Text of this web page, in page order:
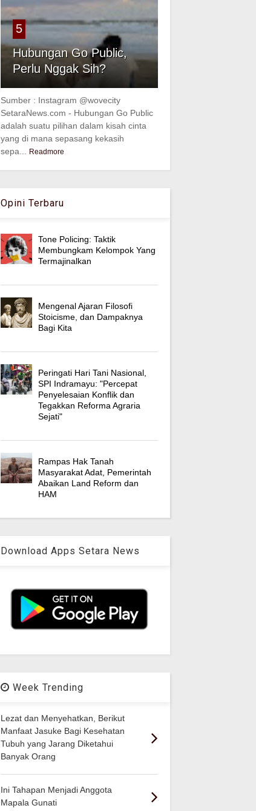
5
Hubungan Go Public,
Perlu Nggak Sih?
Sumber : Instagram @wovecity
SetaraNews.com - Hubungan Go Public
adalah suatu pilihan dalam kisah cinta
yang di mana sepasang kekasih
sepa...
Readmore
Opini Terbaru
Tone Policing: Taktik
Membungkam Kelompok Yang
Termajinalkan
Mengenal Ajaran Filosofi
Stoicisme, dan Dampaknya
Bagi Kita
Peringati Hari Tani Nasional,
SPI Indramayu: "Percepat
Penyelesaian Konflik dan
Tegakkan Reforma Agraria
Sejati"
Rampas Hak Tanah
Masyarakat Adat, Pemerintah
Abaikan Land Reform dan
HAM
Download Apps Setara News
Week Trending
Lezat dan Menyehatkan, Berikut
Manfaat Jasuke Bagi Kesehatan
Tubuh yang Jarang Diketahui
Banyak Orang
Ini Tahapan Menjadi Anggota
Mapala Gunati